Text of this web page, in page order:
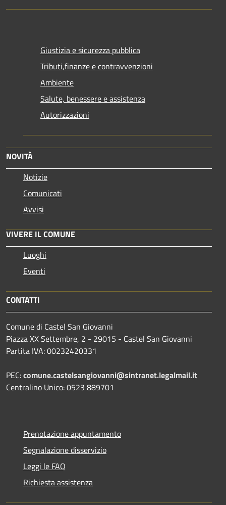
Giustizia e sicurezza pubblica
Tributi,finanze e contravvenzioni
Ambiente
Salute, benessere e assistenza
Autorizzazioni
NOVITÀ
Notizie
Comunicati
Avvisi
VIVERE IL COMUNE
Luoghi
Eventi
CONTATTI
Comune di Castel San Giovanni
Piazza XX Settembre, 2 - 29015 - Castel San Giovanni
Partita IVA: 00232420331
PEC:comune.castelsangiovanni@sintranet.legalmail.it
Centralino Unico: 0523 889701
Prenotazione appuntamento
Segnalazione disservizio
Leggi le FAQ
Richiesta assistenza